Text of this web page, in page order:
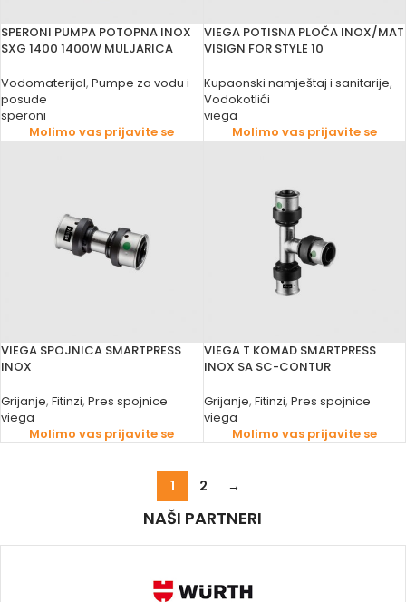
SPERONI PUMPA POTOPNA INOX
SXG 1400 1400W MULJARICA
Vodomaterijal, Pumpe za vodu i
posude
speroni
Molimo vas prijavite se
VIEGA POTISNA PLOČA INOX/MAT
VISIGN FOR STYLE 10
Kupaonski namještaj i sanitarije,
Vodokotlići
viega
Molimo vas prijavite se
VIEGA SPOJNICA SMARTPRESS
INOX
Grijanje, Fitinzi, Pres spojnice
viega
Molimo vas prijavite se
VIEGA T KOMAD SMARTPRESS
INOX SA SC-CONTUR
Grijanje, Fitinzi, Pres spojnice
viega
Molimo vas prijavite se
1 2 →
NAŠI PARTNERI